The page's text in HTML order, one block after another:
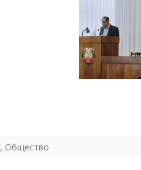
, Общество